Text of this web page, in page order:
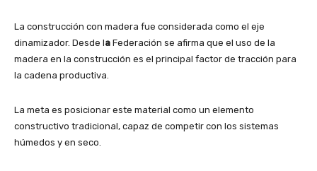
La construcción con madera fue considerada como el eje
dinamizador. Desde la Federación se afirma que el uso de la
madera en la construcción es el principal factor de tracción para
la cadena productiva.
La meta es posicionar este material como un elemento
constructivo tradicional, capaz de competir con los sistemas
húmedos y en seco.